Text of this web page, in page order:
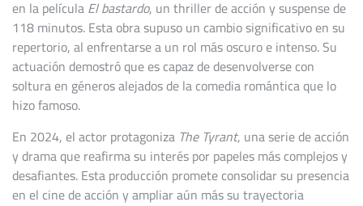
en la películaEl bastardo, un thriller de acción y suspense de
118 minutos. Esta obra supuso un cambio significativo en su
repertorio, al enfrentarse a un rol más oscuro e intenso. Su
actuación demostró que es capaz de desenvolverse con
soltura en géneros alejados de la comedia romántica que lo
hizo famoso.
En 2024, el actor protagoniza The Tyrant, una serie de acción
y drama que reafirma su interés por papeles más complejos y
desafiantes. Esta producción promete consolidar su presencia
en el cine de acción y ampliar aún más su trayectoria